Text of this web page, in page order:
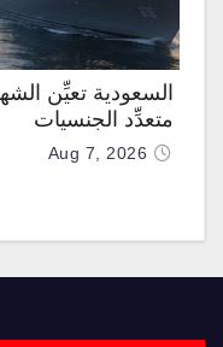
السعودية تعيِّن
متعدِّد الجنسيات
Aug 7, 2026